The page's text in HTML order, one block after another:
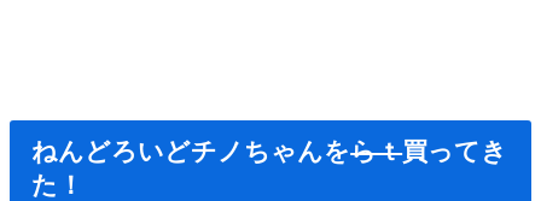
ねんどろいどチノちゃんをらｔ買ってき
た！